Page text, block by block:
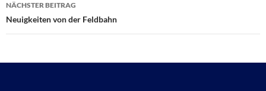
NÄCHSTER BEITRAG
Neuigkeiten von der Feldbahn